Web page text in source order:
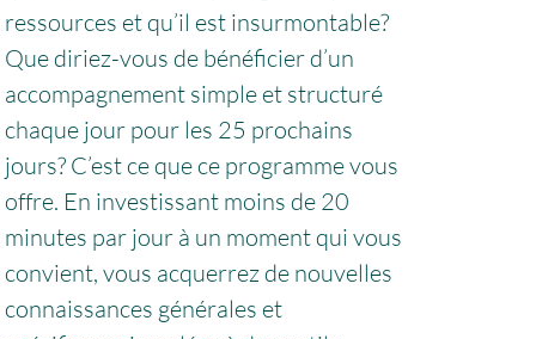
ressources et qu’il est insurmontable?
Que diriez-vous de bénéficier d’un
accompagnement simple et structuré
chaque jour pour les 25 prochains
jours? C’est ce que ce programme vous
offre. En investissant moins de 20
minutes par jour à un moment qui vous
convient, vous acquerrez de nouvelles
connaissances générales et